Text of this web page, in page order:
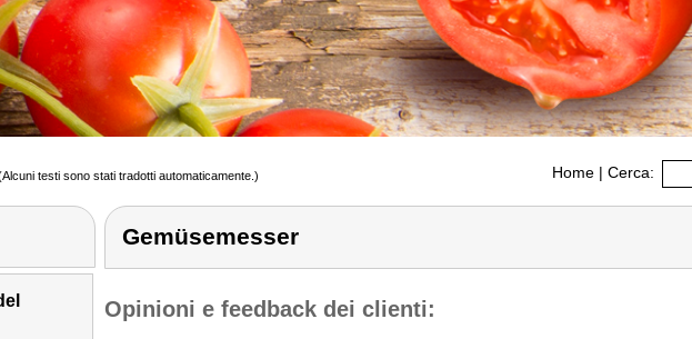
testi sono stati tradotti automaticamente.) Home | Cerca:
Gemüsemesser
Opinioni e feedback dei clienti: